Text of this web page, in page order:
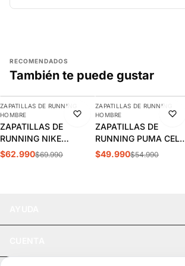
RECOMENDADOS
También te puede gustar
-10%
AGREGAR
ZAPATILLAS DE RUNNING
HOMBRE
ZAPATILLAS DE
RUNNING NIKE
REVOLUTION 8
$62.990$69.990
-9%
AGREGAR
ZAPATILLAS DE RUNNING
HOMBRE
ZAPATILLAS DE
RUNNING PUMA CELL
THRILL HOMBRE |
$49.990$54.990